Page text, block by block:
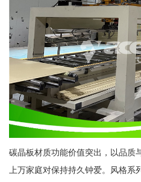
碳晶板材质功能价值突出，以品质
上万家庭对保持持久钟爱。风格系